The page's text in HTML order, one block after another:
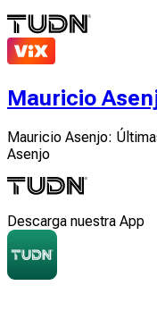
Mauricio
Mauricio Asenjo:
Asenjo
Descarga nuestra App